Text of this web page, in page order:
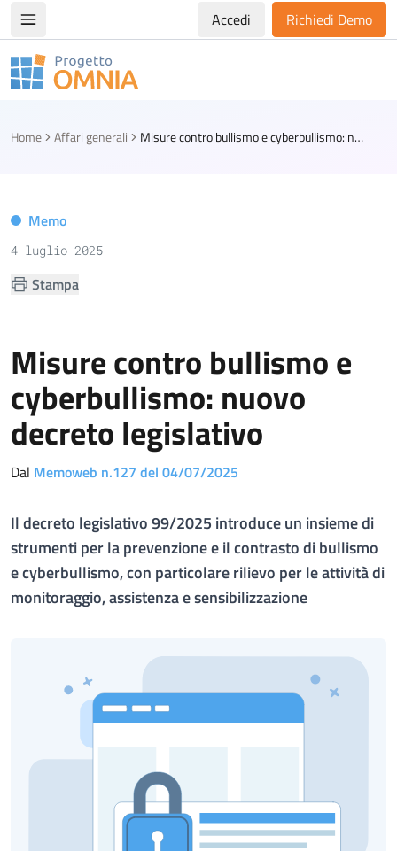
Apri/chiudi menù di navigazioneAccedi Richiedi Demo
Progetto Omnia
Home Affari generali Misure contro bullismo e cyberbullismo: nuovo decreto legislativo
Memo
4 luglio 2025
Stampa
Misure contro bullismo e
cyberbullismo: nuovo
decreto legislativo
Dal Memoweb n.127 del 04/07/2025
Il decreto legislativo 99/2025 introduce un insieme di
strumenti per la prevenzione e il contrasto di bullismo
e cyberbullismo, con particolare rilievo per le attività di
monitoraggio, assistenza e sensibilizzazione